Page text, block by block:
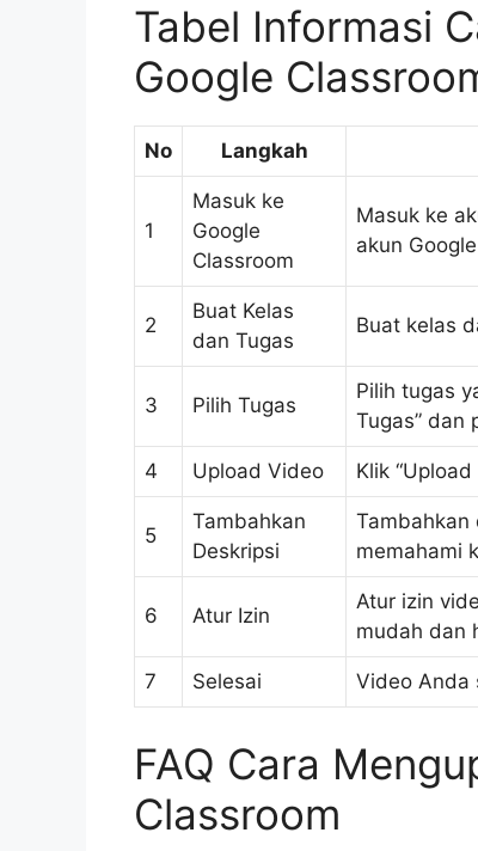
Tabel Informasi
Google
No Langkah
1
Masuk ke
Google
Classroom
Masuk ke
akun
2
Buat Kelas
dan Tugas
Buat kelas
3 Pilih Tugas
Pilih tugas
Tugas” dan
4 Upload Video Klik
5
Tambahkan
Deskripsi
Tambahkan
memahami
6 Atur Izin
Atur izin
mudah dan
7 Selesai Video Anda
FAQ Cara
Classroom